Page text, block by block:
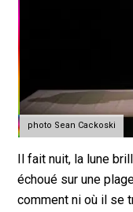
photo Sean Cackoski
Il fait nuit, la lune
échoué sur une
comment ni où il se